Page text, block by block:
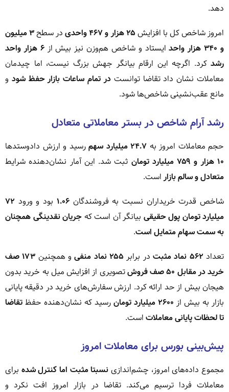
دهد.
امروز شاخص کل با افزایش ۲۵ هزار و ۴۶۷ واحدی در سطح ۳ میلیون
و ۳۴۰ هزار واحد
ایستاد و شاخص هم‌وزن نیز بیش از ۶ هزار واحد
رشد کرد. اگرچه این ارقام بیانگر جهش بزرگ نیست، اما چیدمان
معاملات نشان داد تقاضا توانستدر تمام ساعات بازار حفظ شود و
مانع عقب‌نشینی شاخص‌ها شود.
رشد آرام شاخص در بستر معاملاتی متعادل
حجم معاملات امروز به ۲۴.۷ میلیارد سهم
رسید و ارزش دادوستدها
۱۰ هزار و ۷۵۹ میلیارد تومان
ثبت شد. این آمار نشان‌دهنده شرایط
متعادل و سالم بازار است.
شاخص قدرت خریداران نسبت به فروشندگان۱.۰۶ بود و ورود ۷۲
میلیارد تومان پول حقیقی بیانگر آن است که جریان نقدینگی همچنان
به سمت سهام متمایل است.
تعداد۵۶۲ نماد مثبت در برابر ۲۵۵ نماد منفی و همچنین
۱۷۳ صف
خرید در مقابل ۵۰ صف فروش
تصویری از افزایش میل به خرید بدون
هیجان بیش از حد ارائه کرد. ارزش سفارش‌های خرید در دقیقه پایانی
بازار به بیش از ۲۶۰۰ میلیارد تومان رسید که نشان‌دهنده حفظ تقاضا
تا لحظات پایانی معاملات است.
پیش‌بینی بورس برای معاملات امروز
مجموع داده‌های امروز، چشم‌اندازی نسبتا مثبت اما کنترل شده برای
معاملات فردا ترسیم می‌کند. تقاضا در بازار امروز افت نکرد و